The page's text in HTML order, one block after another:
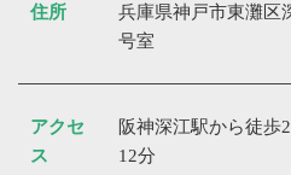
住所
兵庫県神戸市東灘
号室
アクセ
ス
阪神深江駅から徒
12分